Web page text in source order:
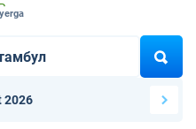
2026